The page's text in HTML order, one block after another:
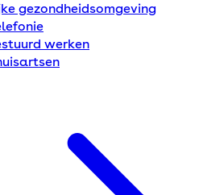
gezondheidsomgeving
werken